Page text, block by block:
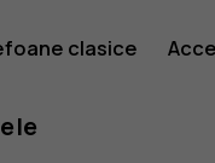
clasice